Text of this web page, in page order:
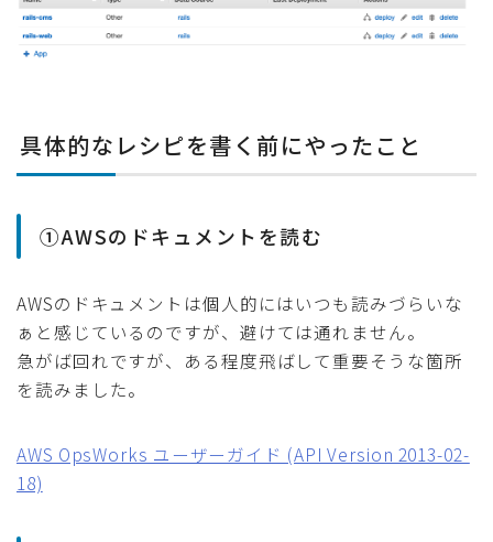
具体的なレシピを書く前にやったこと
①AWSのドキュメントを読む
AWSのドキュメントは個人的にはいつも読みづらいな
ぁと感じているのですが、避けては通れません。
急がば回れですが、ある程度飛ばして重要そうな箇所
を読みました。
AWS OpsWorks ユーザーガイド (API Version 2013-02-
18)